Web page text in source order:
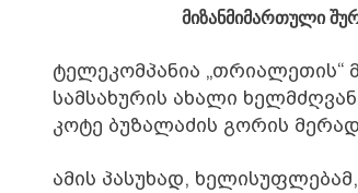
მიზანმიმართული
ტელეკომპანია „თრიალეთის“
სამსახურის ახალი
კოტე ბუზალაძის გორის მერად
ამის პასუხად, ხელისუფლებამ,